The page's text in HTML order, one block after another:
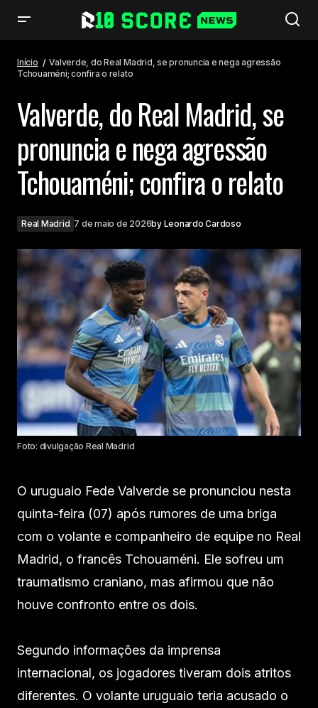
confira o relato
Início
Valverde, do Real Madrid, se pronuncia e nega agressão
Tchouaméni; confira o relato
Valverde, do Real Madrid, se
pronuncia e nega agressão
Tchouaméni; confira o relato
Real Madrid 7 de maio de 2026by Leonardo Cardoso
Foto: divulgação Real Madrid
O uruguaio Fede Valverde se pronunciou nesta
quinta-feira (07) após rumores de uma briga
com o volante e companheiro de equipe no Real
Madrid, o francês Tchouaméni. Ele sofreu um
traumatismo craniano, mas afirmou que não
houve confronto entre os dois.
Segundo informações da imprensa
internacional, os jogadores tiveram dois atritos
diferentes. O volante uruguaio teria acusado o